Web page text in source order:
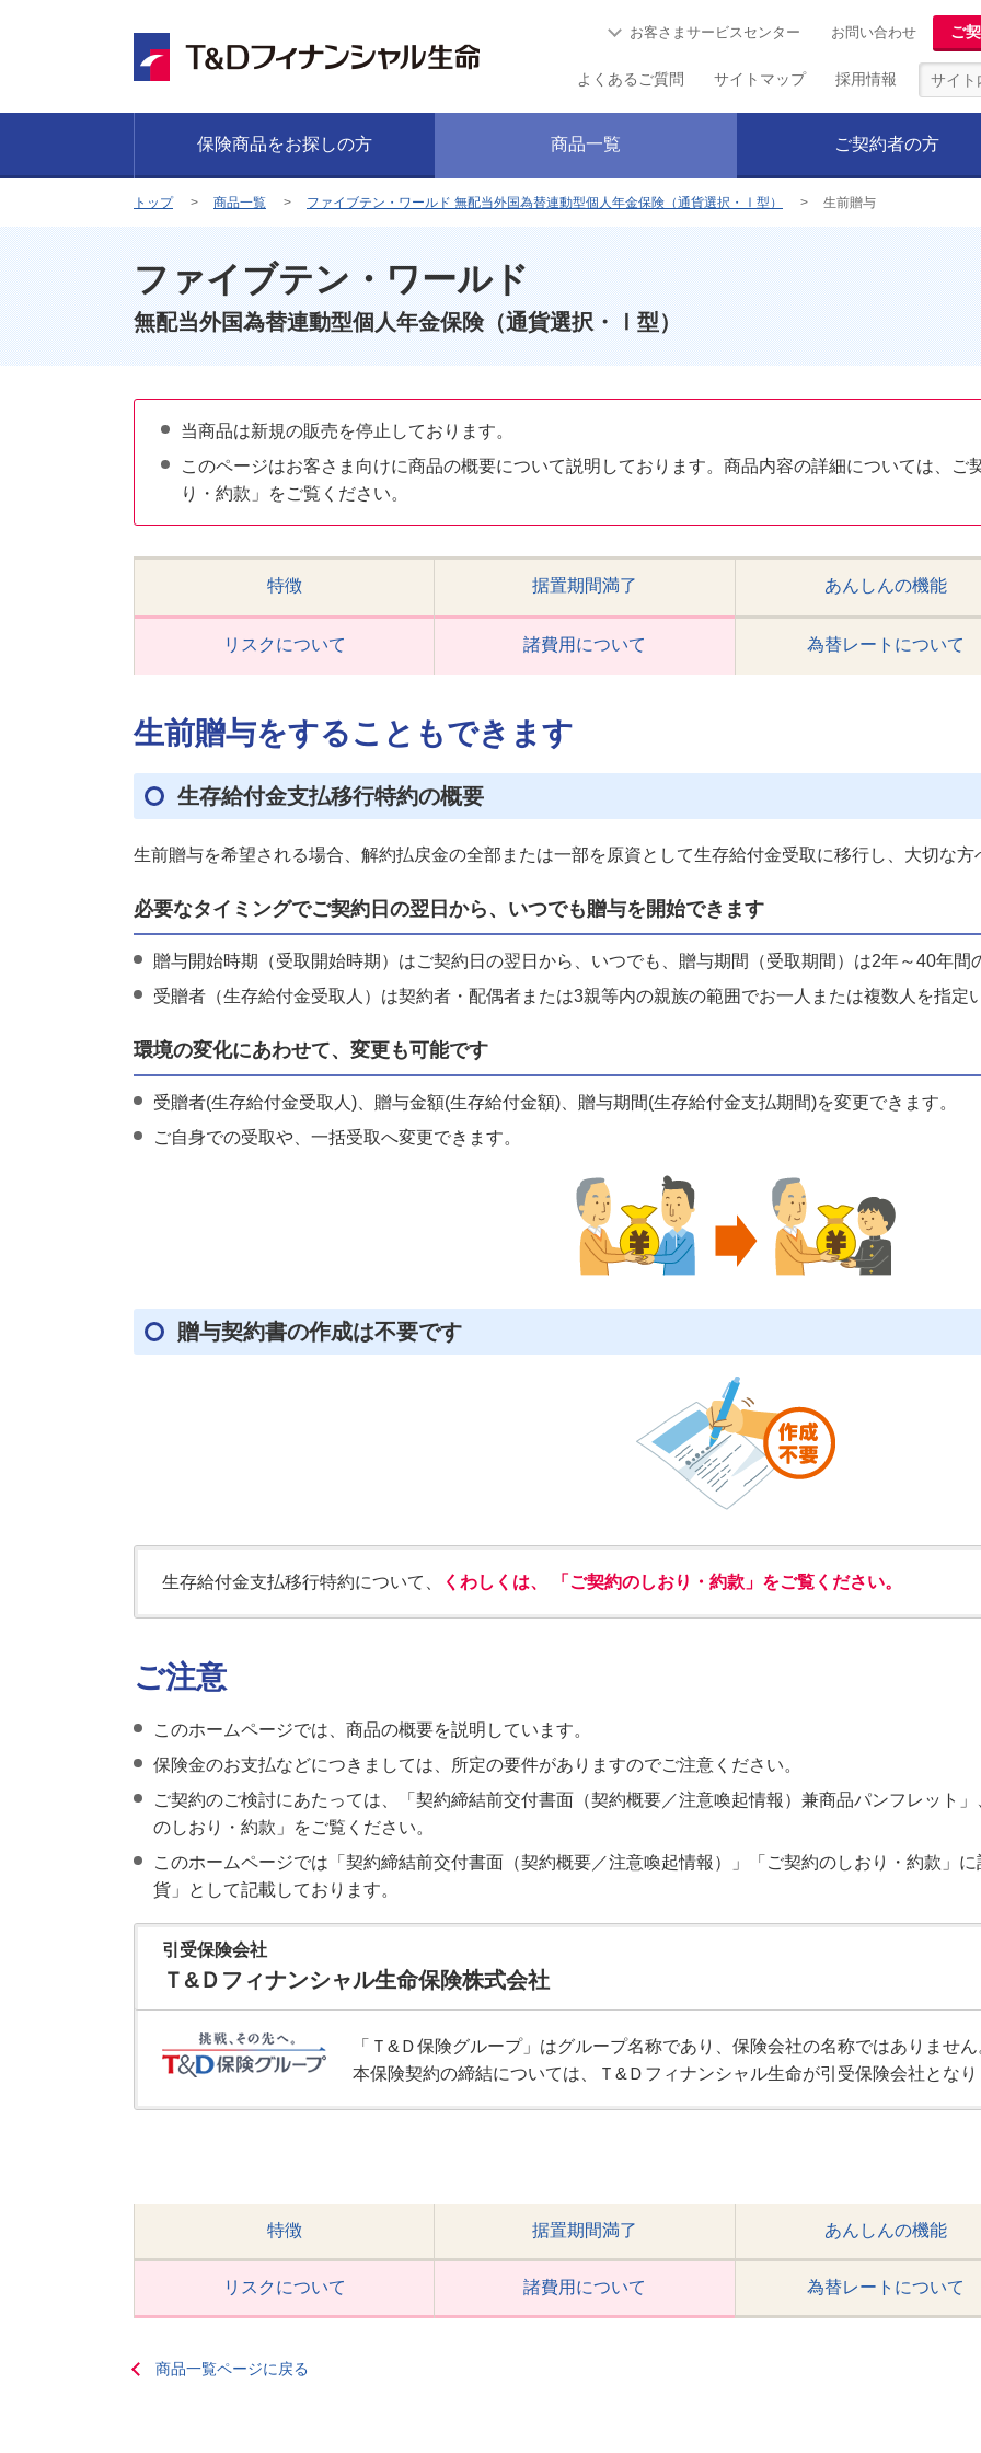
お客さまサービスセンター お問い合わせ ご
よくあるご質問 サイトマップ 採用情報
保険商品をお探しの方 商品一覧 ご契約者の方
トップ 商品一覧 ファイブテン・ワールド 無配当外国為替連動型個人年金保険（通貨選択・Ⅰ型） 生前贈与
ファイブテン・ワールド
無配当外国為替連動型個人年金保険（通貨選択・Ⅰ型）
当商品は新規の販売を停止しております。
このページはお客さま向けに商品の概要について説明しております。商品内容の詳細については、ご
り・約款」をご覧ください。
特徴 据置期間満了 あんしんの機能
リスクについて 諸費用について 為替レートについて
生前贈与をすることもできます
生存給付金支払移行特約の概要
生前贈与を希望される場合、解約払戻金の全部または一部を原資として生存給付金受取に移行し、大切な方
必要なタイミングでご契約日の翌日から、いつでも贈与を開始できます
贈与開始時期（受取開始時期）はご契約日の翌日から、いつでも、贈与期間（受取期間）は2年～40年間
受贈者（生存給付金受取人）は契約者・配偶者または3親等内の親族の範囲でお一人または複数人を指定
環境の変化にあわせて、変更も可能です
受贈者(生存給付金受取人)、贈与金額(生存給付金額)、贈与期間(生存給付金支払期間)を変更できます。
ご自身での受取や、一括受取へ変更できます。
贈与契約書の作成は不要です
生存給付金支払移行特約について、 くわしくは、 「ご契約のしおり・約款」をご覧ください。
ご注意
このホームページでは、商品の概要を説明しています。
保険金のお支払などにつきましては、所定の要件がありますのでご注意ください。
ご契約のご検討にあたっては、「契約締結前交付書面（契約概要／注意喚起情報）兼商品パンフレット
のしおり・約款」をご覧ください。
このホームページでは「契約締結前交付書面（契約概要／注意喚起情報）」「ご契約のしおり・約款」
貨」として記載しております。
引受保険会社
Ｔ&Ｄフィナンシャル生命保険株式会社
「Ｔ&Ｄ保険グループ」はグループ名称であり、保険会社の名称ではありません
本保険契約の締結については、Ｔ&Ｄフィナンシャル生命が引受保険会社となり
特徴 据置期間満了 あんしんの機能
リスクについて 諸費用について 為替レートについて
商品一覧ページに戻る